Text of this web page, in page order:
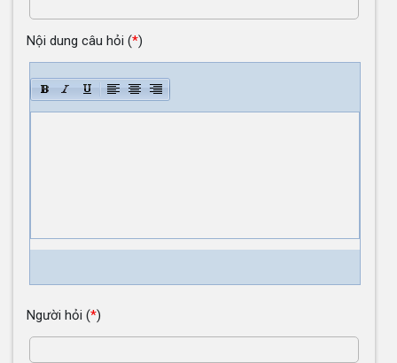
Nội dung câu hỏi (*)
Người hỏi (*)